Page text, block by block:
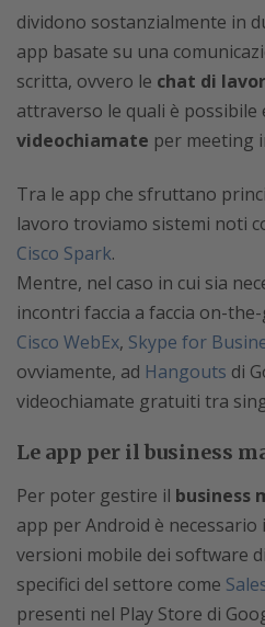
dividono sostanzialmente in
app basate su una
scritta, ovvero le chat di
attraverso le quali è possibile
videochiamate per meeting
Tra le app che sfruttano
lavoro troviamo sistemi noti
Cisco Spark.
Mentre, nel caso in cui sia
incontri faccia a faccia on-
Cisco WebEx, Skype for
ovviamente, ad Hangouts di
videochiamate gratuiti tra
Le app per il business
Per poter gestire il business
app per Android è
versioni mobile dei software
specifici del settore come
presenti nel Play Store di